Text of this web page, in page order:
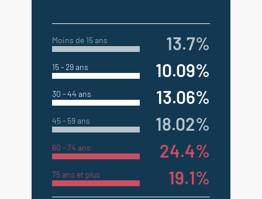
Moins de 15 ans 13.7%
15 - 29 ans 10.09%
30 - 44 ans 13.06%
45 - 59 ans 18.02%
60 - 74 ans 24.4%
75 ans et plus 19.1%